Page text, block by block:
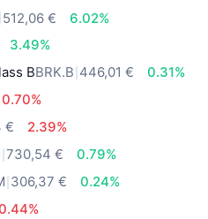
512,06 €
6.02%
3.49%
BBRK.B 446,01 €
0.31%
0.70%
€
2.39%
730,54 €
0.79%
306,37 €
0.24%